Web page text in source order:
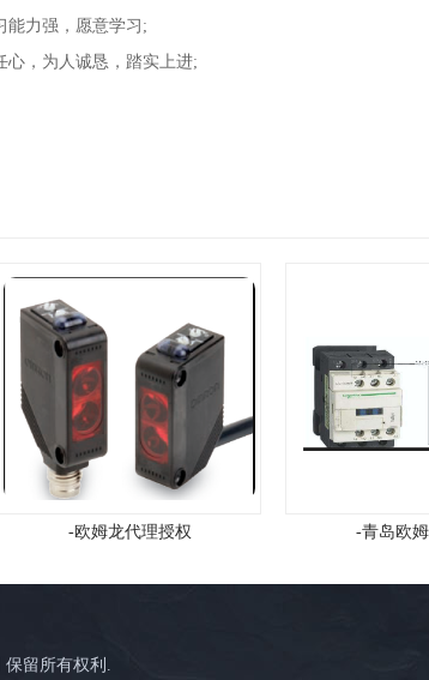
能力强，愿意学习;
心，为人诚恳，踏实上进;
-青岛欧姆龙售后
保留所有权利.